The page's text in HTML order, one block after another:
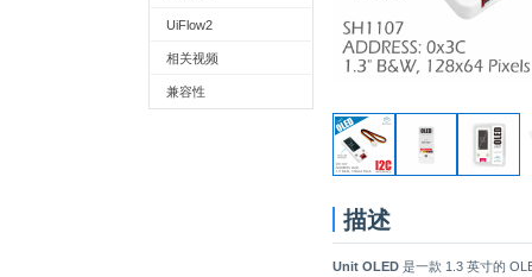
UiFlow2
相关视频
兼容性
描述
Unit OLED 是一款 1.3 英寸的